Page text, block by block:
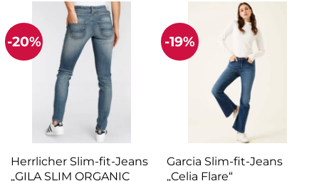
-20%
Herrlicher Slim-fit-Jeans
„GILA SLIM ORGANIC
-19%
Garcia Slim-fit-Jeans
„Celia Flare“